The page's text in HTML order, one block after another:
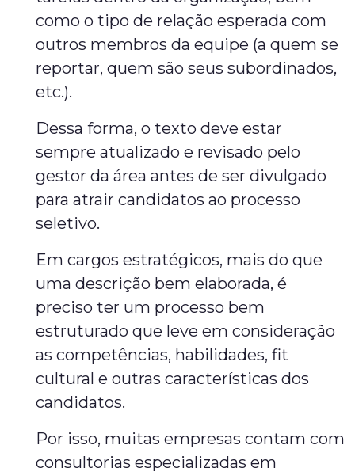
como o tipo de relação esperada com
outros membros da equipe (a quem se
reportar, quem são seus subordinados,
etc.).
Dessa forma, o texto deve estar
sempre atualizado e revisado pelo
gestor da área antes de ser divulgado
para atrair candidatos ao processo
seletivo.
Em cargos estratégicos, mais do que
uma descrição bem elaborada, é
preciso ter um processo bem
estruturado que leve em consideração
as competências, habilidades, fit
cultural e outras características dos
candidatos.
Por isso, muitas empresas contam com
consultorias especializadas em